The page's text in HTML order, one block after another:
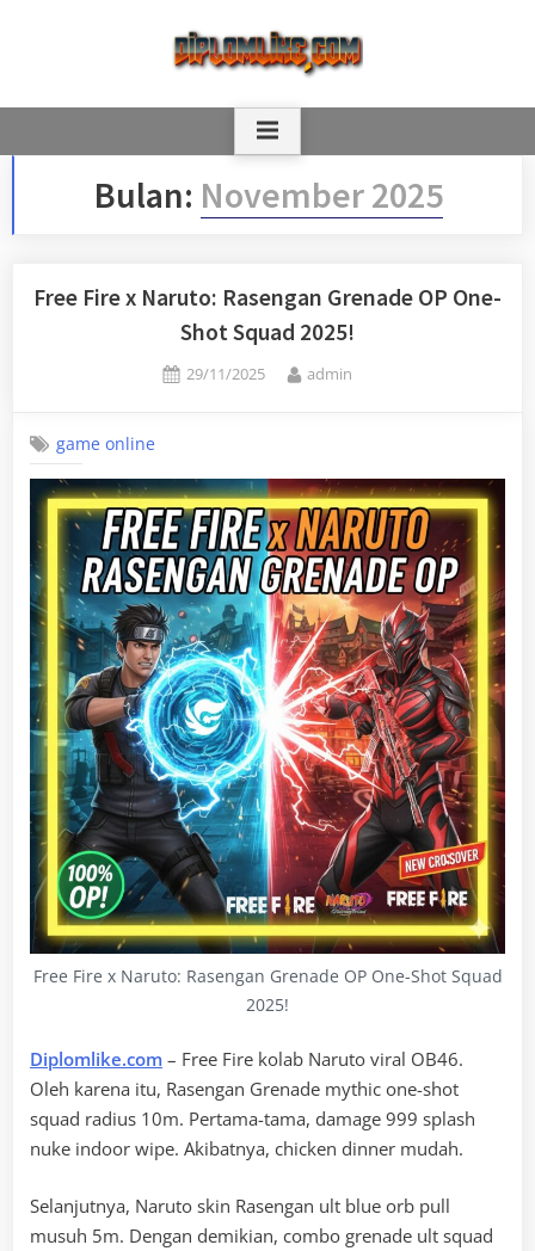
Bulan: November 2025
Free Fire x Naruto: Rasengan Grenade OP One-
Shot Squad 2025!
Posted
29/11/2025 By
admin
game online
Free Fire x Naruto: Rasengan Grenade OP One-Shot Squad
2025!
Diplomlike.com – Free Fire kolab Naruto viral OB46.
Oleh karena itu, Rasengan Grenade mythic one-shot
squad radius 10m. Pertama-tama, damage 999 splash
nuke indoor wipe. Akibatnya, chicken dinner mudah.
Selanjutnya, Naruto skin Rasengan ult blue orb pull
musuh 5m. Dengan demikian, combo grenade ult squad